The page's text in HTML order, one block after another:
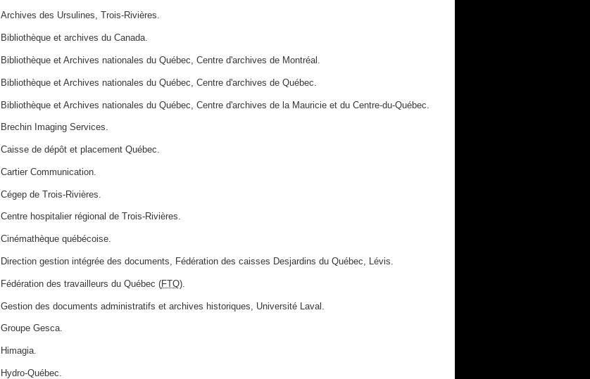
Archives des Ursulines, Trois-Rivières.
Bibliothèque et archives du Canada.
Bibliothèque et Archives nationales du Québec, Centre d'archives de Montréal.
Bibliothèque et Archives nationales du Québec, Centre d'archives de Québec.
Bibliothèque et Archives nationales du Québec, Centre d'archives de la Mauricie et du Centre-du-Québec.
Brechin Imaging Services.
Caisse de dépôt et placement Québec.
Cartier Communication.
Cégep de Trois-Rivières.
Centre hospitalier régional de Trois-Rivières.
Cinémathèque québécoise.
Direction gestion intégrée des documents, Fédération des caisses Desjardins du Québec, Lévis.
Fédération des travailleurs du Québec (FTQ).
Gestion des documents administratifs et archives historiques, Université Laval.
Groupe Gesca.
Himagia.
Hydro-Québec.